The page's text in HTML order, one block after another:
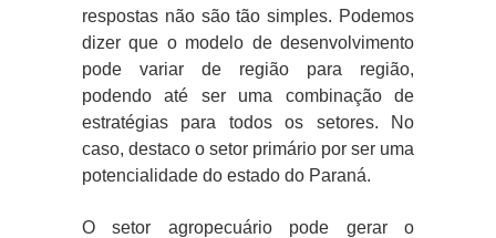
respostas não são tão simples. Podemos
dizer que o modelo de desenvolvimento
pode variar de região para região,
podendo até ser uma combinação de
estratégias para todos os setores. No
caso, destaco o setor primário por ser uma
potencialidade do estado do Paraná.
O setor agropecuário pode gerar o